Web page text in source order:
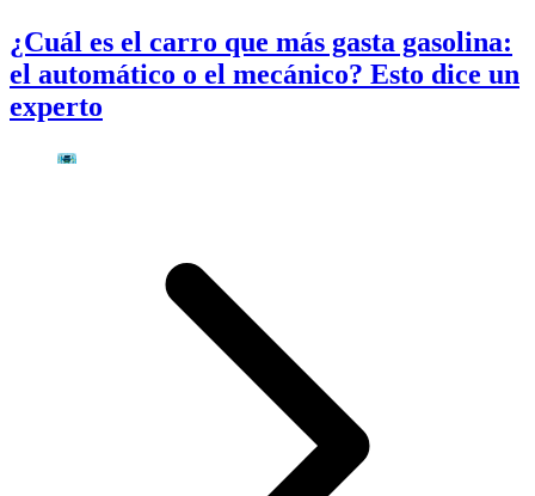
¿Cuál es el carro que más gasta gasolina:
el automático o el mecánico? Esto dice un
experto